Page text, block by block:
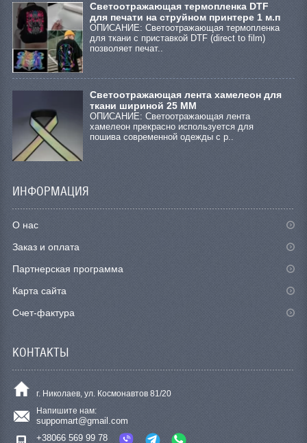
Cветоотражающая термопленка DTF
для печати на струйном принтере 1 м.п
ОПИСАНИЕ: Светоотражающая термопленка
для ткани с приставкой DTF (direct to film)
позволяет печат..
Светоотражающая лента хамелеон для
ткани шириной 25 ММ
ОПИСАНИЕ: Светоотражающая лента
хамелеон прекрасно используется для
пошива современной одежды с р..
ИНФОРМАЦИЯ
О нас
Заказ и оплата
Партнерская программа
Карта сайта
Счет-фактура
КОНТАКТЫ
г. Николаев, ул. Космонавтов 81/20
Напишите нам:
suppomart@gmail.com
+38066 569 99 78